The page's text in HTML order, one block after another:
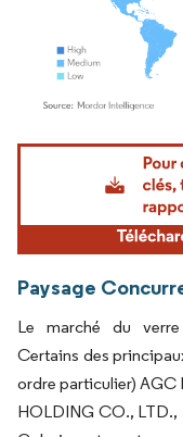
Image © Mordor
Paysage
Le marché du
Certains des
ordre particulier) AGC
HOLDING CO., LTD.,